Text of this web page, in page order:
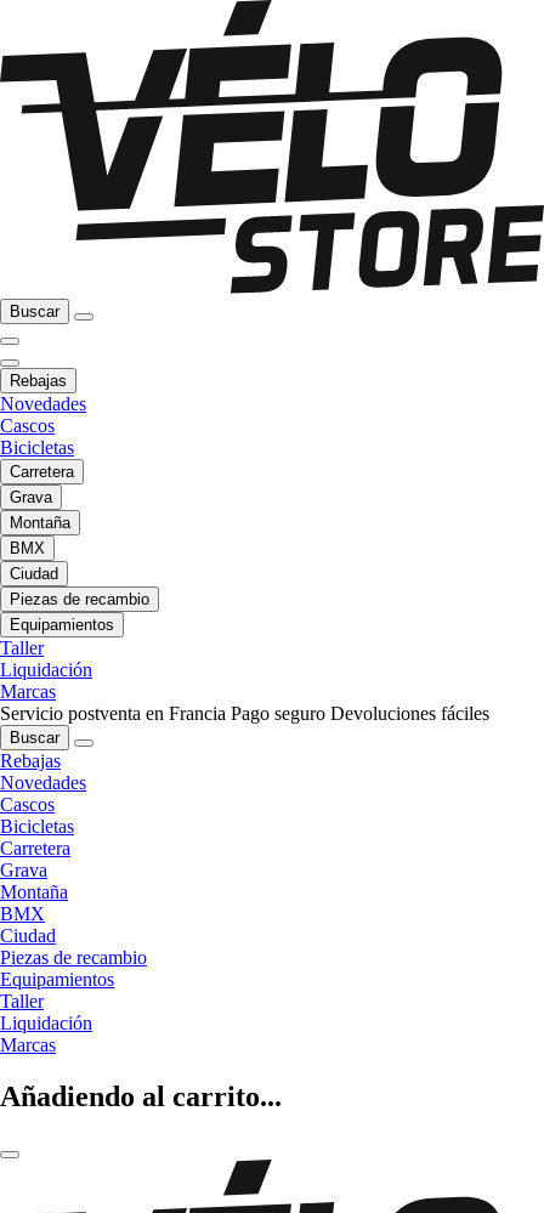
Buscar
Rebajas
Novedades
Cascos
Bicicletas
Carretera
Grava
Montaña
BMX
Ciudad
Piezas de recambio
Equipamientos
Taller
Liquidación
Marcas
Servicio postventa en Francia Pago seguro Devoluciones fáciles
Buscar
Rebajas
Novedades
Cascos
Bicicletas
Carretera
Grava
Montaña
BMX
Ciudad
Piezas de recambio
Equipamientos
Taller
Liquidación
Marcas
Añadiendo al carrito...